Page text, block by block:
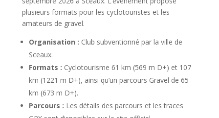
plusieurs formats pour les cyclotouristes et les
amateurs de gravel.
Organisation : Club subventionné par la ville de
Sceaux.
Formats : Cyclotourisme 61 km (569 m D+) et 107
km (1221 m D+), ainsi qu’un parcours Gravel de 65
km (673 m D+).
Parcours : Les détails des parcours et les traces